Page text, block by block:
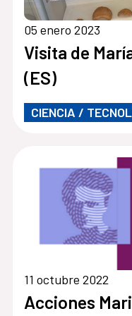
05 enero 2023
Visita de
(ES)
CIENCIA /
11 octubre 2022
Acciones